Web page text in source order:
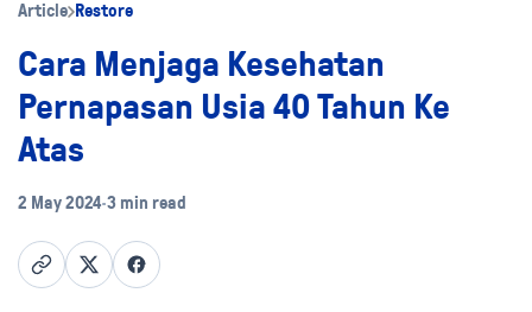
Article Restore
Cara Menjaga Kesehatan
Pernapasan Usia 40 Tahun Ke
Atas
2 May 2024•3 min read